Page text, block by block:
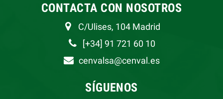
CONTACTA CON NOSOTROS
C/Ulises, 104 Madrid
[+34] 91 721 60 10
cenvalsa@cenval.es
SÍGUENOS